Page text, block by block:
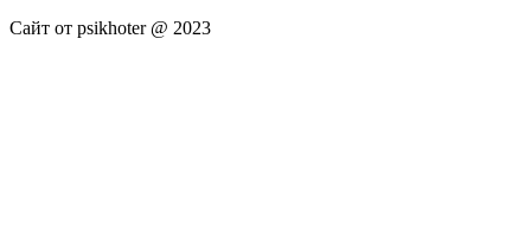
Сайт от psikhoter @ 2023